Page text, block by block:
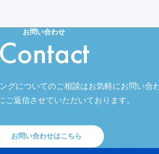
お問い合わせ
Contact
グについてのご相談はお気軽にお問い合
ご返信させていただいております。
お問い合わせはこちら